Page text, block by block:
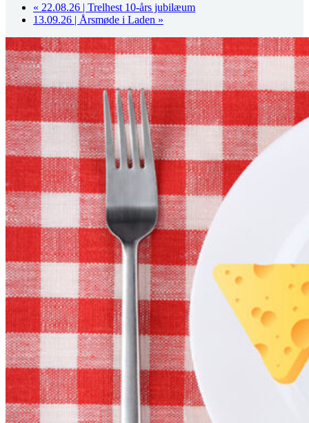
« 22.08.26 | Trelhest 10-års jubilæum
13.09.26 | Årsmøde i Laden »